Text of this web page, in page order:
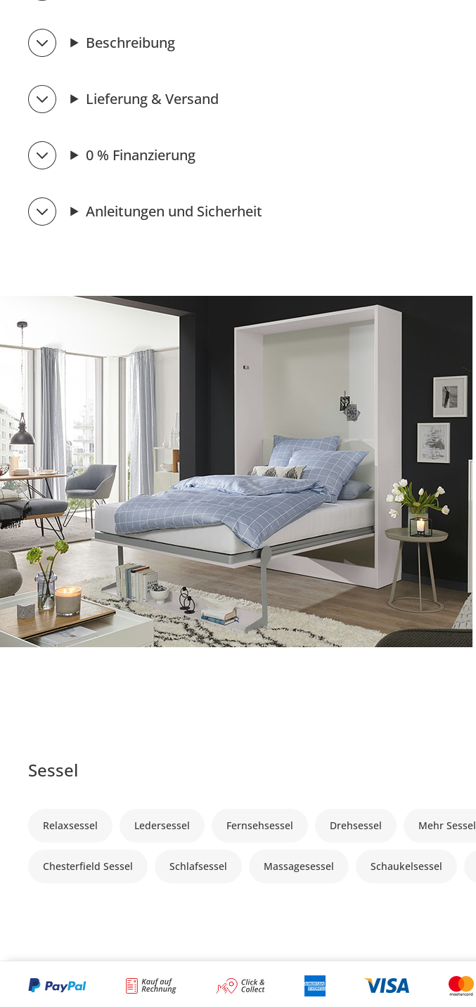
Beschreibung
Lieferung & Versand
0 % Finanzierung
Anleitungen und Sicherheit
Sessel
Relaxsessel Ledersessel Fernsehsessel Drehsessel Mehr Sessel
Chesterfield Sessel Schlafsessel Massagesessel Schaukelsessel